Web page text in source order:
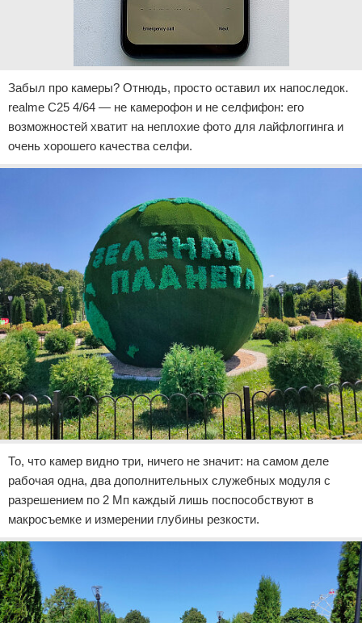
Забыл про камеры? Отнюдь, просто оставил их напоследок.
realme C25 4/64 — не камерофон и не селфифон: его
возможностей хватит на неплохие фото для лайфлоггинга и
очень хорошего качества селфи.
То, что камер видно три, ничего не значит: на самом деле
рабочая одна, два дополнительных служебных модуля с
разрешением по 2 Мп каждый лишь поспособствуют в
макросъемке и измерении глубины резкости.